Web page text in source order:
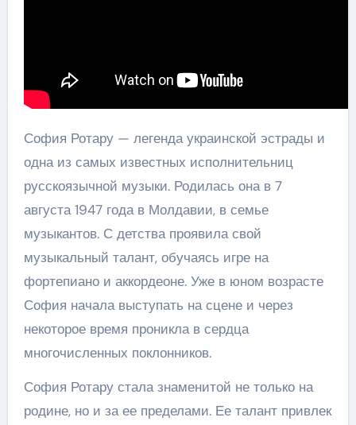
София Ротару — легенда украинской эстрады и
одна из самых известных исполнительниц
русскоязычной музыки. Родилась она в 7
августа 1947 года в Молдавии, в семье
музыкантов. С детства проявила свой
музыкальный талант, обучаясь игре на
фортепиано и аккордеоне. Уже в юном возрасте
София начала выступать на сцене и через
некоторое время проникла в сердца
многочисленных поклонников.
София Ротару стала знаменитой не только на
родине, но и за ее пределами. Ее талант привлек